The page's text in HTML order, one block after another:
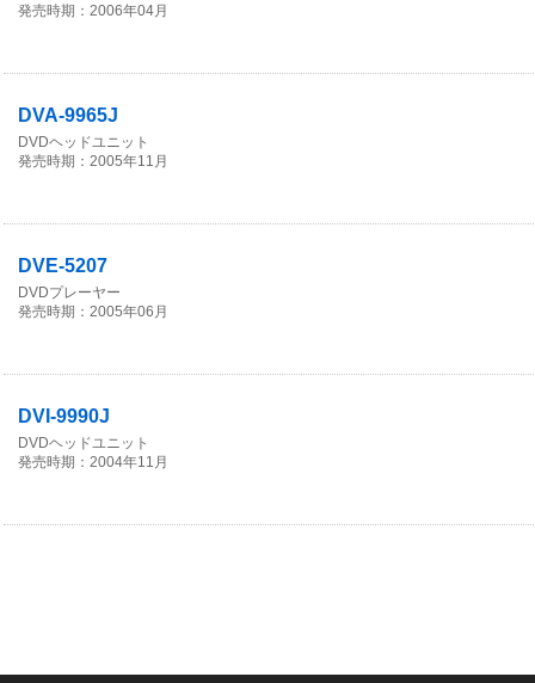
発売時期：2006年04月
DVA-9965J
DVDヘッドユニット
発売時期：2005年11月
DVE-5207
DVDプレーヤー
発売時期：2005年06月
DVI-9990J
DVDヘッドユニット
発売時期：2004年11月